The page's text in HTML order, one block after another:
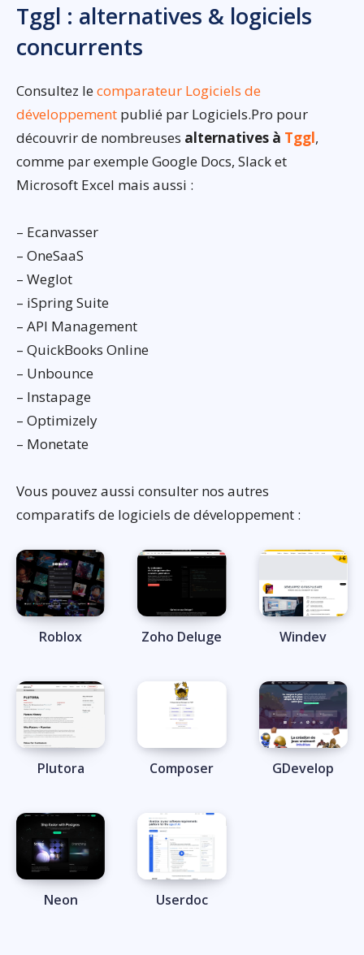
Tggl : alternatives & logiciels
concurrents
Consultez lecomparateur Logiciels de
développement publié par Logiciels.Pro pour
découvrir de nombreuses alternatives à Tggl,
comme par exemple Google Docs, Slack et
Microsoft Excel mais aussi :
– Ecanvasser
– OneSaaS
– Weglot
– iSpring Suite
– API Management
– QuickBooks Online
– Unbounce
– Instapage
– Optimizely
– Monetate
Vous pouvez aussi consulter nos autres
comparatifs de logiciels de développement :
Roblox Zoho Deluge Windev
Plutora Composer GDevelop
Neon Userdoc